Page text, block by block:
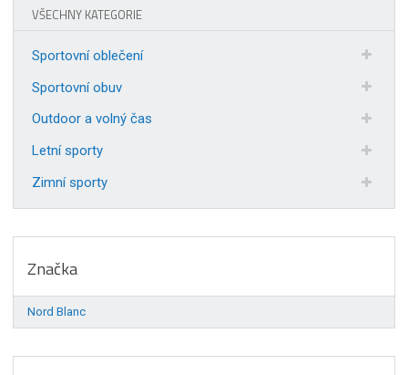
VŠECHNY KATEGORIE
Sportovní oblečení
Sportovní obuv
Outdoor a volný čas
Letní sporty
Zimní sporty
Značka
Nord Blanc